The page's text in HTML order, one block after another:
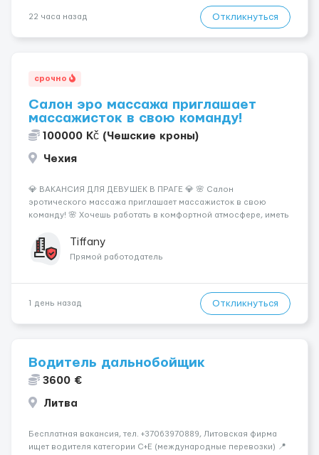
22 часа назад Откликнуться
срочно
Салон эро массажа приглашает
массажисток в свою команду!
100000 Kč (Чешские кроны)
Чехия
💎 ВАКАНСИЯ ДЛЯ ДЕВУШЕК В ПРАГЕ 💎 🌸 Салон
эротического массажа приглашает массажисток в свою
команду! 🌸 Хочешь работать в комфортной атмосфере, иметь
Тогда мы ждём именно тебя! 💆‍♀️✨ 💰 ЧТО МЫ ПРЕДЛАГАЕМ: 🔥
Доход от 4 000 €...
Tiffany
Прямой работодатель
1 день назад Откликнуться
Водитель дальнобойщик
3600 €
Литва
Бесплатная вакансия, тел. +37063970889, Литовская фирма
ищет водителя категории C+E (международные перевозки) 📍